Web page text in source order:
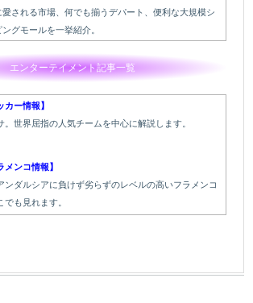
愛される市場、何でも揃うデパート、便利な大規模シ
ングモールを一挙紹介。
エンターテイメント記事一覧
カー情報】
。世界屈指の人気チームを中心に解説します。
メンコ情報】
ンダルシアに負けず劣らずのレベルの高いフラメンコ
でも見れます。